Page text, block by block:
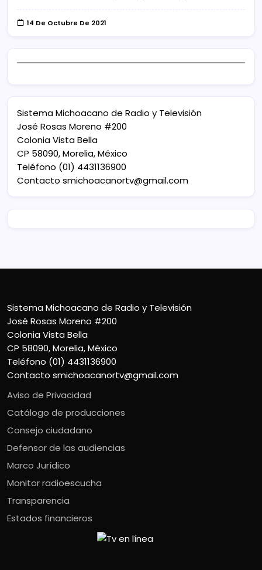
14 De Octubre De 2021
Sistema Michoacano de Radio y Televisión
José Rosas Moreno #200
Colonia Vista Bella
CP 58090, Morelia, México
Teléfono (01) 4431136900
Contacto smichoacanortv@gmail.com
Sistema Michoacano de Radio y Televisión
José Rosas Moreno #200
Colonia Vista Bella
CP 58090, Morelia, México
Teléfono (01) 4431136900
Contacto smichoacanortv@gmail.com
Aviso de Privacidad
Catálogo de producciones
Consejo ciudadano
Defensor de las audiencias
Marco Jurídico
Monitor radioescucha
Transparencia
Estados financieros